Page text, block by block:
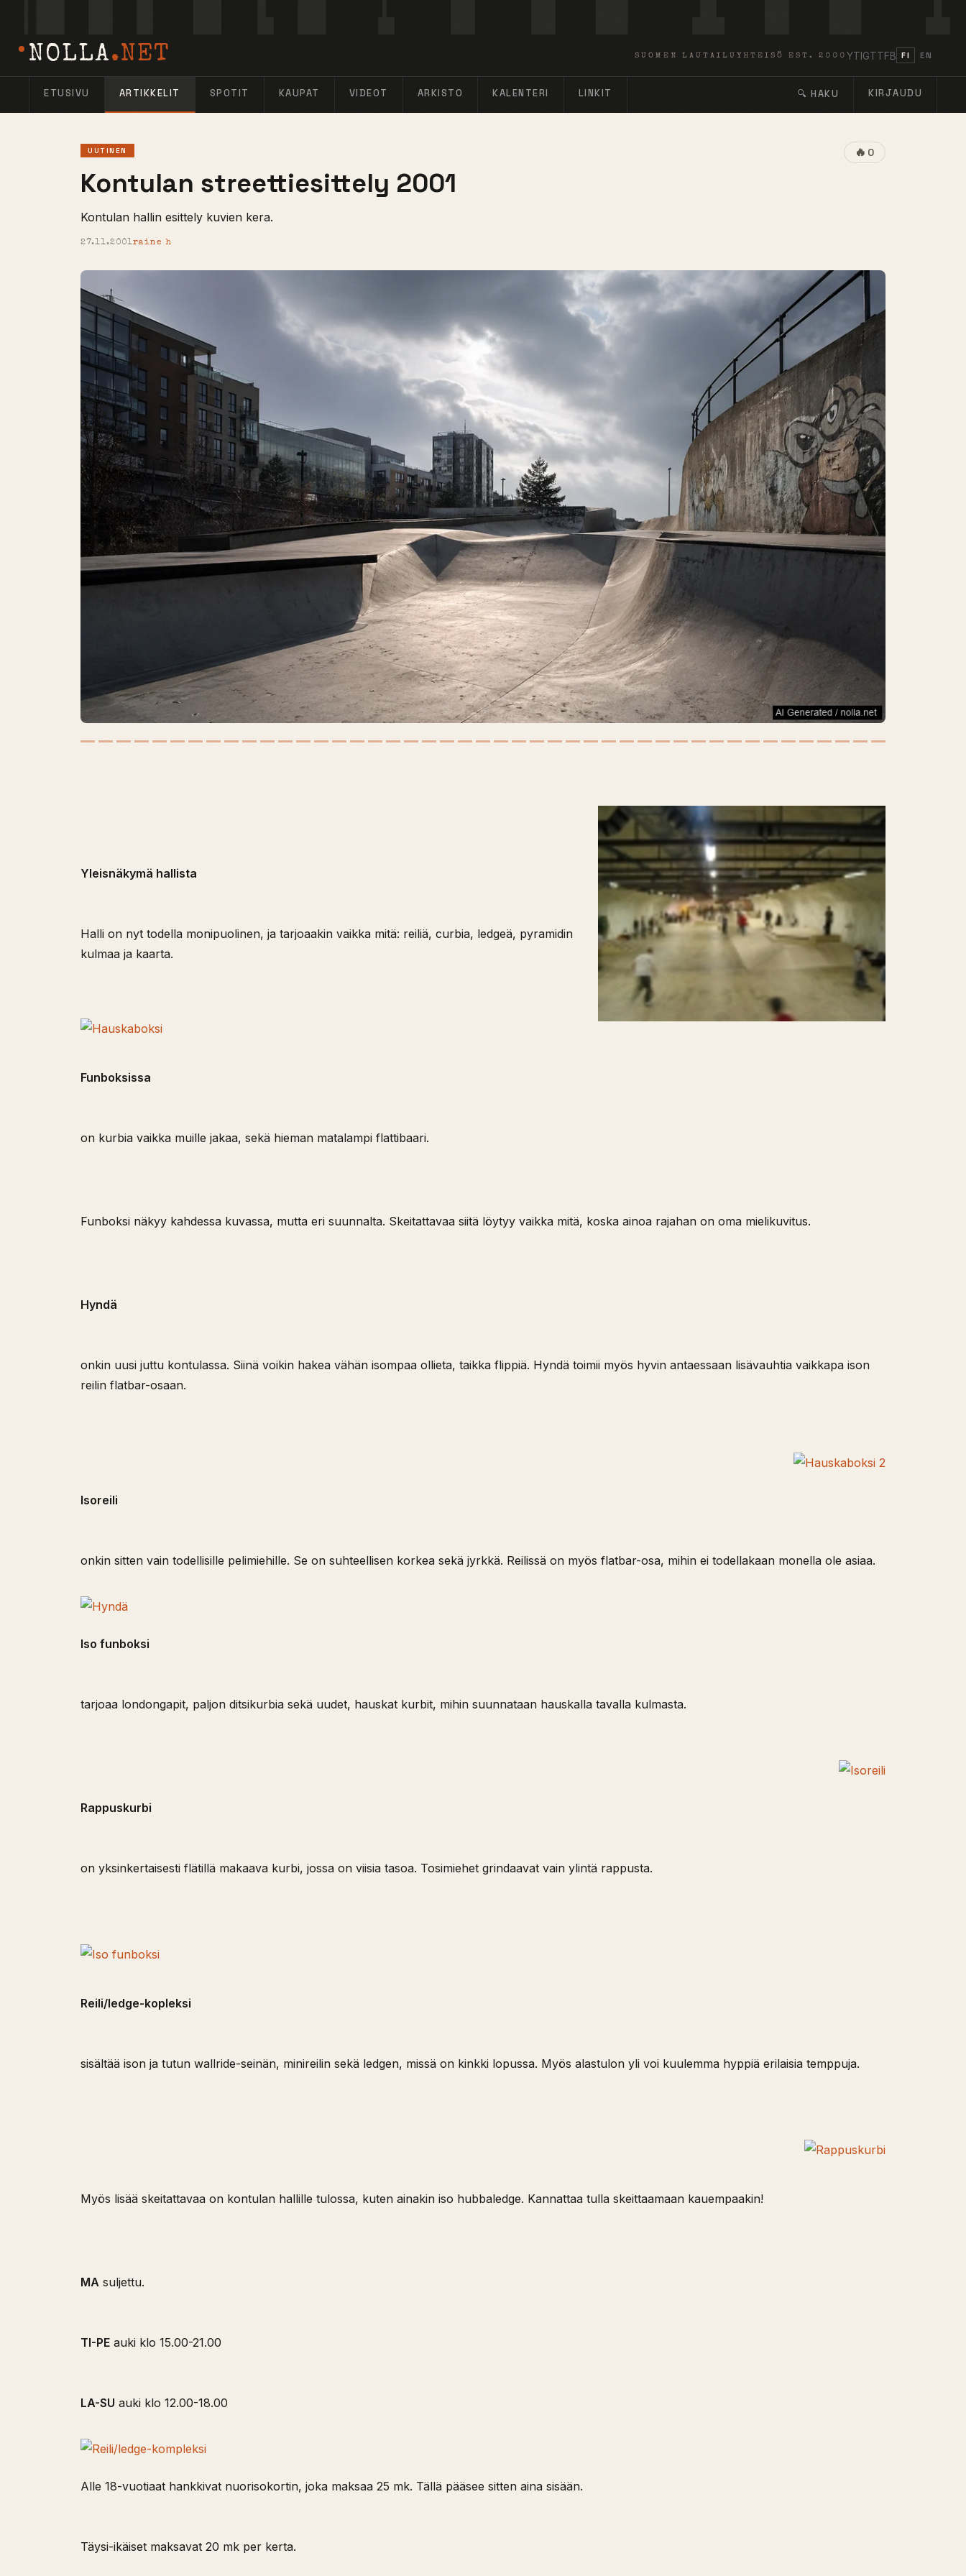
NOLLA.NET SUOMEN LAUTAILUYHTEISÖ EST. 2000 YTIGTTFB FI EN
ETUSIVU ARTIKKELIT SPOTIT KAUPAT VIDEOT ARKISTO KALENTERI LINKIT 🔍 HAKU KIRJAUDU
🔥 0
UUTINEN
Kontulan streettiesittely 2001
Kontulan hallin esittely kuvien kera.
27.11.2001raine h
Yleisnäkymä hallista
Halli on nyt todella monipuolinen, ja tarjoaakin vaikka mitä: reiliä, curbia, ledgeä, pyramidin
kulmaa ja kaarta.
Funboksissa
on kurbia vaikka muille jakaa, sekä hieman matalampi flattibaari.
Funboksi näkyy kahdessa kuvassa, mutta eri suunnalta. Skeitattavaa siitä löytyy vaikka mitä, koska ainoa rajahan on oma mielikuvitus.
Hyndä
onkin uusi juttu kontulassa. Siinä voikin hakea vähän isompaa ollieta, taikka flippiä. Hyndä toimii myös hyvin antaessaan lisävauhtia vaikkapa ison
reilin flatbar-osaan.
Isoreili
onkin sitten vain todellisille pelimiehille. Se on suhteellisen korkea sekä jyrkkä. Reilissä on myös flatbar-osa, mihin ei todellakaan monella ole asiaa.
Iso funboksi
tarjoaa londongapit, paljon ditsikurbia sekä uudet, hauskat kurbit, mihin suunnataan hauskalla tavalla kulmasta.
Rappuskurbi
on yksinkertaisesti flätillä makaava kurbi, jossa on viisia tasoa. Tosimiehet grindaavat vain ylintä rappusta.
Reili/ledge-kopleksi
sisältää ison ja tutun wallride-seinän, minireilin sekä ledgen, missä on kinkki lopussa. Myös alastulon yli voi kuulemma hyppiä erilaisia temppuja.
Myös lisää skeitattavaa on kontulan hallille tulossa, kuten ainakin iso hubbaledge. Kannattaa tulla skeittaamaan kauempaakin!
MA suljettu.
TI-PE auki klo 15.00-21.00
LA-SU auki klo 12.00-18.00
Alle 18-vuotiaat hankkivat nuorisokortin, joka maksaa 25 mk. Tällä pääsee sitten aina sisään.
Täysi-ikäiset maksavat 20 mk per kerta.